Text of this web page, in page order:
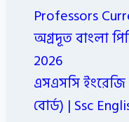
Professors
অগ্রদূত বাংলা
2026
এসএসসি ইংরেজি
বোর্ড) | Ssc